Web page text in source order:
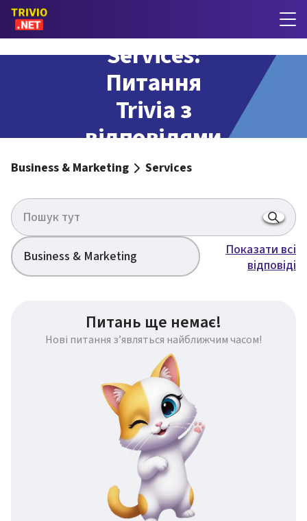
Services:
Питання
Trivia з
відповідями
Business & Marketing Services
Business & Marketing
Показати всі
відповіді
Питань ще немає!
Нові питання з’являться найближчим часом!